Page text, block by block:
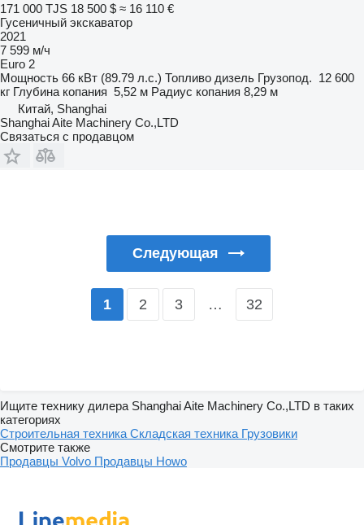
171 000 TJS 18 500 $ ≈ 16 110 €
Гусеничный экскаватор
2021
7 599 м/ч
Euro 2
Мощность 66 кВт (89.79 л.с.) Топливо дизель Грузопод. 12 600
кг Глубина копания 5,52 м Радиус копания 8,29 м
Китай, Shanghai
Shanghai Aite Machinery Co.,LTD
Связаться с продавцом
Следующая
1 2 3 … 32
Ищите технику дилера Shanghai Aite Machinery Co.,LTD в таких
категориях
Строительная техника Складская техника Грузовики
Смотрите также
Продавцы Volvo Продавцы Howo